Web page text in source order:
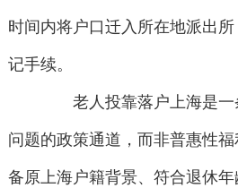
时间内将户口迁入所在地派出
记手续。
老人投靠落户上海是一
问题的政策通道，而非普惠性
备原上海户籍背景、符合退休年